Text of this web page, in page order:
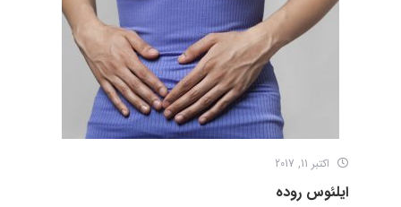
اکتبر 11, 2017
ایلئوس روده